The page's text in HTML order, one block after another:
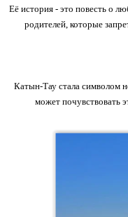
Её история - это повесть о
родителей, которые
Катын-Тау стала символом
может почувствовать